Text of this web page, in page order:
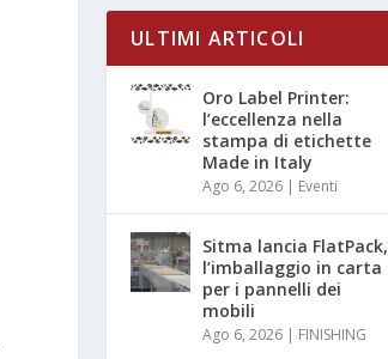
ULTIMI ARTICOLI
Oro Label Printer:
l’eccellenza nella
stampa di etichette
Made in Italy
Ago 6, 2026 | Eventi
Sitma lancia FlatPack,
l’imballaggio in carta
per i pannelli dei
mobili
Ago 6, 2026 | FINISHING